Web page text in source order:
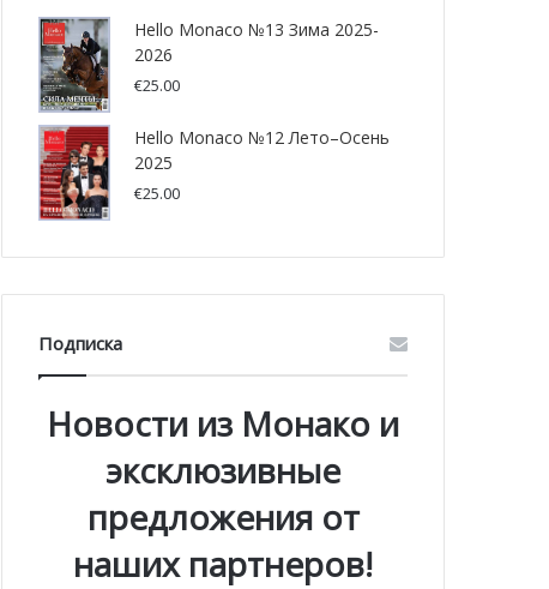
Hello Monaco №13 Зима 2025-
2026
€25.00
Hello Monaco №12 Лето–Осень
2025
€25.00
Подписка
Новости из Монако и
эксклюзивные
предложения от
наших партнеров!